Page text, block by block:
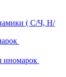
( С/Ч, Н/
иномарок